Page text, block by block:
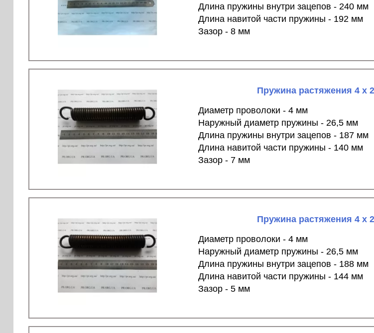
Длина пружины внутри зацепов - 240 мм
Длина навитой части пружины - 192 мм
Зазор - 8 мм
Пружина растяжения 4 х
Диаметр проволоки - 4 мм
Наружный диаметр пружины - 26,5 мм
Длина пружины внутри зацепов - 187 мм
Длина навитой части пружины - 140 мм
Зазор - 7 мм
Пружина растяжения 4 х
Диаметр проволоки - 4 мм
Наружный диаметр пружины - 26,5 мм
Длина пружины внутри зацепов - 188 мм
Длина навитой части пружины - 144 мм
Зазор - 5 мм